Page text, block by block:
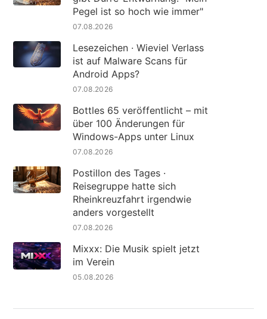
Pegel ist so hoch wie immer"
07.08.2026
Lesezeichen · Wieviel Verlass
ist auf Malware Scans für
Android Apps?
07.08.2026
Bottles 65 veröffentlicht – mit
über 100 Änderungen für
Windows-Apps unter Linux
07.08.2026
Postillon des Tages ·
Reisegruppe hatte sich
Rheinkreuzfahrt irgendwie
anders vorgestellt
07.08.2026
Mixxx: Die Musik spielt jetzt
im Verein
05.08.2026